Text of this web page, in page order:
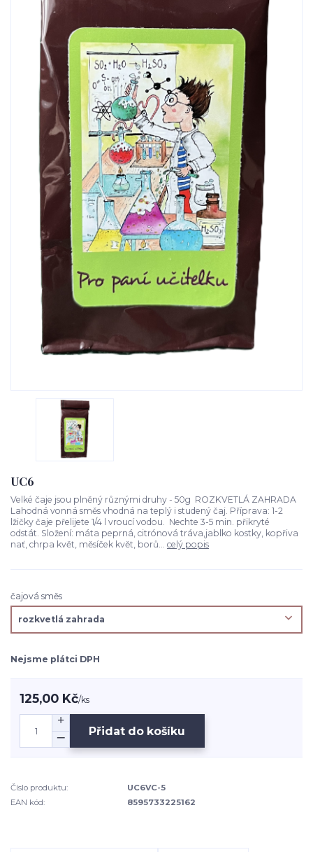
UC6
Velké čaje jsou plněný různými druhy - 50g ROZKVETLÁ ZAHRADA
Lahodná vonná směs vhodná na teplý i studený čaj. Příprava: 1-2
lžičky čaje přelijete 1/4 l vroucí vodou. Nechte 3-5 min. přikryté
odstát. Složení: máta peprná, citrónová tráva,jablko kostky, kopřiva
nať, chrpa květ, měsíček květ, borů... celý popis
čajová směs
Nejsme plátci DPH
125,00 Kč/ks
Přidat do košíku
Číslo produktu:
UC6VC-5
EAN kód:
8595733225162